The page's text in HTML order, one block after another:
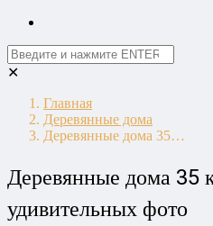
✕
Главная
Деревянные дома
Деревянные дома 35…
Деревянные дома 35
удивительных фото